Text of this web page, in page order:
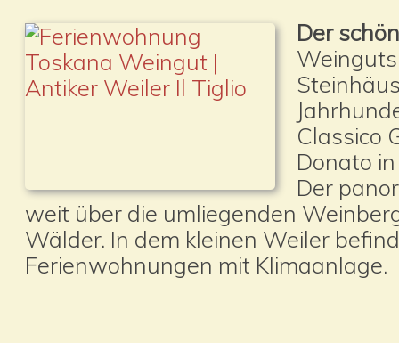
Der
Classico
Donato
Der
weit über die umliegenden
Wälder. In dem kleinen Weiler
Ferienwohnungen mit Klimaanlage.